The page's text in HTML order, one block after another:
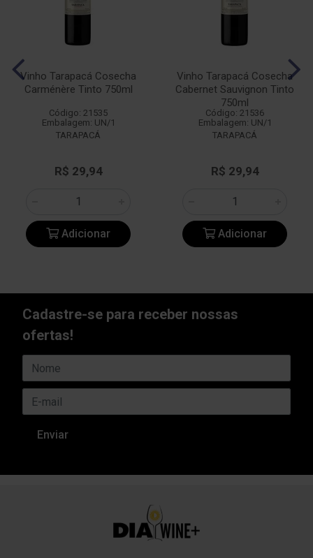
Vinho Tarapacá Cosecha
Carménère Tinto 750ml
Código: 21535
Embalagem: UN/1
TARAPACÁ
R$ 29,94
Adicionar
Vinho Tarapacá Cosecha
Cabernet Sauvignon Tinto
750ml
Código: 21536
Embalagem: UN/1
TARAPACÁ
R$ 29,94
Adicionar
Cadastre-se para receber nossas
ofertas!